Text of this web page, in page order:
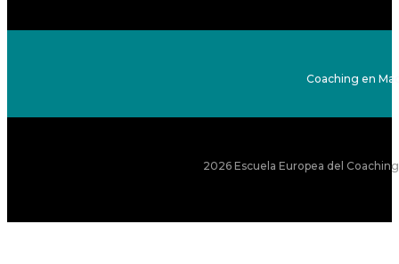
Coaching en
2026 Escuela Europea del Coaching